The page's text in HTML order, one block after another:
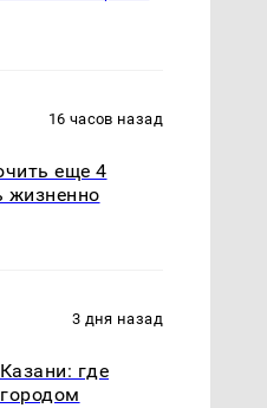
16 часов назад
еще 4
жизненно
3 дня назад
где